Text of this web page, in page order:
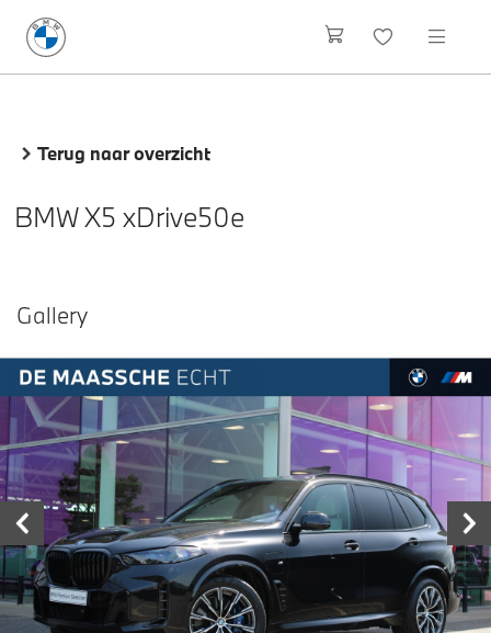
Terug naar overzicht
BMW X5 xDrive50e
Gallery